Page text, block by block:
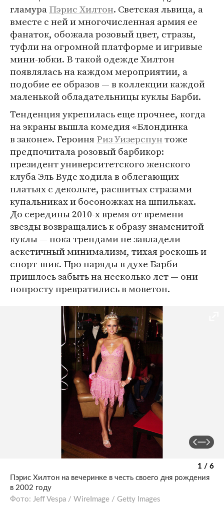
гламураПэрис Хилтон. Светская львица, а
вместе с ней и многочисленная армия ее
фанаток, обожала розовый цвет, стразы,
туфли на огромной платформе и игривые
мини-юбки. В такой одежде Хилтон
появлялась на каждом мероприятии, а
подобие ее образов — в коллекции каждой
маленькой обладательницы куклы Барби.
Тенденция укрепилась еще прочнее, когда
на экраны вышла комедия «Блондинка
в законе». ГероиняРиз Уизерспунтоже
предпочитала розовый барбикор:
президент университетского женского
клуба Эль Вудс ходила в облегающих
платьях с декольте, расшитых стразами
купальниках и босоножках на шпильках.
До середины 2010-х время от времени
звезды возвращались к образу знаменитой
куклы — пока трендами не завладели
аскетичный минимализм, тихая роскошь и
спорт-шик. Про наряды в духе Барби
пришлось забыть на несколько лет — они
попросту превратились в моветон.
1 / 6
Пэрис Хилтон на вечеринке в честь своего дня рождения
в 2002 году
Фото: Jeff Vespa / WireImage / Getty Images